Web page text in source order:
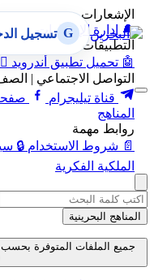
الإشعارات
🔔 إدارة الإشعارات
التطبيقات
🤖 تحميل تطبيق أندرويد 
التواصل الاجتماعي |
قناة تيليجرام
المناهج
روابط مهمة
📄 شروط الاستخدام 🔒
الملكية الفكرية
G تسجيل
المناهج البحرينية
جميع الملفات المتوفرة